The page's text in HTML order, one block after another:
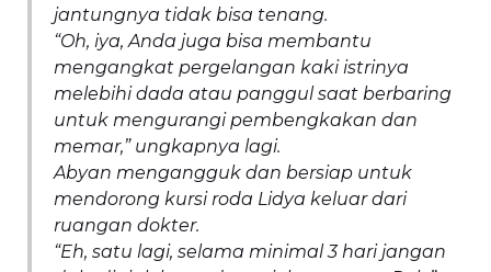
jantungnya tidak bisa tenang.
“Oh, iya, Anda juga bisa membantu
mengangkat pergelangan kaki istrinya
melebihi dada atau panggul saat berbaring
untuk mengurangi pembengkakan dan
memar,” ungkapnya lagi.
Abyan mengangguk dan bersiap untuk
mendorong kursi roda Lidya keluar dari
ruangan dokter.
“Eh, satu lagi, selama minimal 3 hari jangan